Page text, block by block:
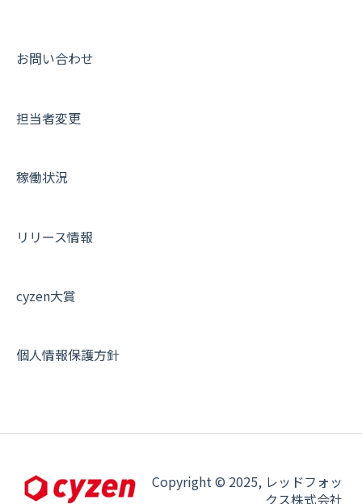
【業界業種別】cyzen設定方法
帳票出力
商品
パフォーマンス
お知らせ
活動通知
商品
その他オプション
契約・その他
報告書について
メンバー画面について
その他よくある質問
動画集：共通
お問い合わせ
担当者変更
稼働状況
リリース情報
cyzen大賞
個人情報保護方針
Copyright © 2025, レッドフォッ
クス株式会社